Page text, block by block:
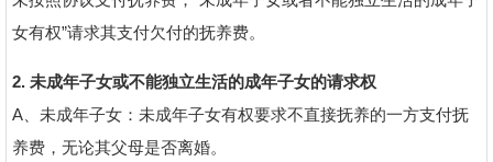
女有权”请求其支付欠付的抚养费。
2. 未成年子女或不能独立生活的成年子女的请求权
A、未成年子女：未成年子女有权要求不直接抚养的一方支付抚
养费，无论其父母是否离婚。